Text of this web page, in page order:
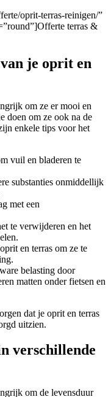
oprit-terras-reinigen/”
terras &
je oprit en
om ze er mooi en
doen om ze ook na de
enkele tips voor het
vuil en bladeren te
substanties onmiddellijk
met een
te verwijderen en het
en terras om ze te
belasting door
matten onder fietsen en
dat je oprit en terras
uitzien.
verschillende
om de levensduur